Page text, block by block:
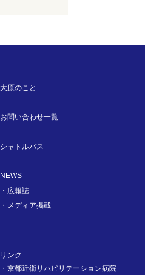
大原のこと
お問い合わせ一覧
シャトルバス
NEWS
広報誌
メディア掲載
リンク
京都近衛リハビリテーション病院